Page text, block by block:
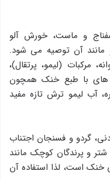
و ماست، خورش آلو
مانند آن توصیه می شود.
مرکبات (لیمو، پرتقال)،
های با طبع خنک همچون
آب لیمو ترش تازه مفید
گردو و فسنجان اجتناب
و پرندگان کوچک مانند
است، لذا استفاده آن